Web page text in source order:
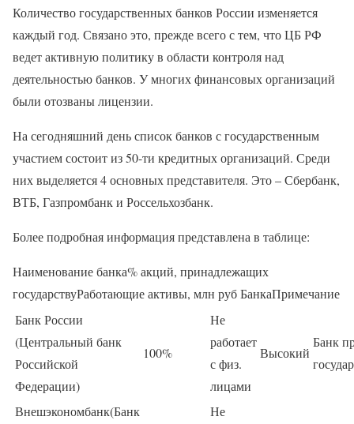
Количество государственных банков России изменяется
каждый год. Связано это, прежде всего с тем, что ЦБ РФ
ведет активную политику в области контроля над
деятельностью банков. У многих финансовых организаций
были отозваны лицензии.
На сегодняшний день список банков с государственным
участием состоит из 50-ти кредитных организаций. Среди
них выделяется 4 основных представителя. Это – Сбербанк,
ВТБ, Газпромбанк и Россельхозбанк.
Более подробная информация представлена в таблице:
Наименование банка% акций, принадлежащих
государствуРаботающие активы, млн руб БанкаПримечание
Банк России
(Центральный банк
Российской
Федерации)
100%
Не
работает
с физ.
лицами
Высокий
Банк
Внешэкономбанк(Банк
Не